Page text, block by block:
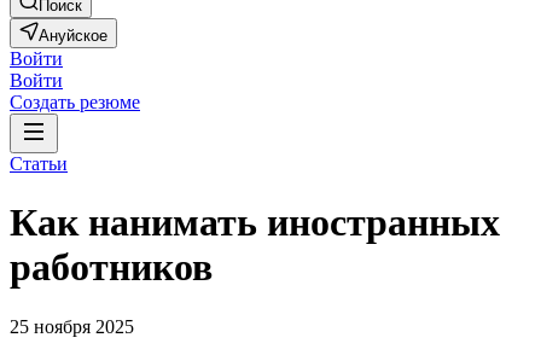
Поиск
Ануйское
Войти
Войти
Создать резюме
Статьи
Как нанимать иностранных
работников
25 ноября 2025